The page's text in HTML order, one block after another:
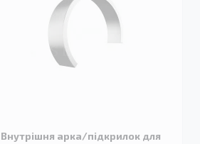
Внутрішня арка/підкрилок для